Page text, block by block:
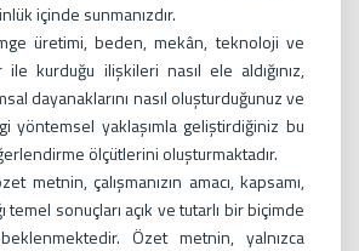
içinde sunmanızdır.
üretimi, beden, mekân, teknoloji ve
kurduğu ilişkileri nasıl ele aldığınız,
dayanaklarını nasıl oluşturduğunuz ve
yöntemsel yaklaşımla geliştirdiğiniz bu
ölçütlerini oluşturmaktadır.
metnin, çalışmanızın amacı, kapsamı,
temel sonuçları açık ve tutarlı bir biçimde
Özet metnin, yalnızca